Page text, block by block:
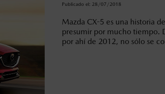
Publicado el: 28/07/2018
Mazda CX-5 es una historia
presumir por mucho tiempo.
por ahí de 2012, no sólo se